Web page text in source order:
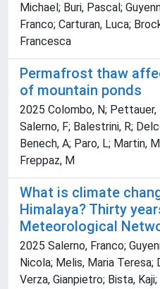
Michael; Buri, Pascal;
Franco; Carturan, Luca;
Francesca
Permafrost thaw
of mountain ponds
2025 Colombo, N; Pettauer,
Salerno, F; Balestrini, R;
Benech, A; Paro, L; Martin,
Freppaz, M
What is climate
Himalaya? Thirty
Meteorological
2025 Salerno, Franco;
Nicola; Melis, Maria Teresa;
Verza, Gianpietro; Bista,